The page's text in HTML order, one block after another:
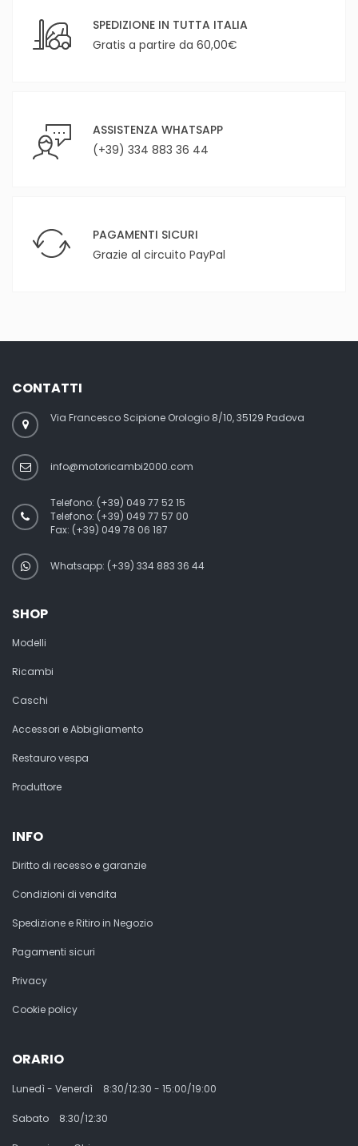
SPEDIZIONE IN TUTTA ITALIA
Gratis a partire da 60,00€
ASSISTENZA WHATSAPP
(+39) 334 883 36 44
PAGAMENTI SICURI
Grazie al circuito PayPal
CONTATTI
Via Francesco Scipione Orologio 8/10, 35129 Padova
info@motoricambi2000.com
Telefono: (+39) 049 77 52 15
Telefono: (+39) 049 77 57 00
Fax: (+39) 049 78 06 187
Whatsapp: (+39) 334 883 36 44
SHOP
Modelli
Ricambi
Caschi
Accessori e Abbigliamento
Restauro vespa
Produttore
INFO
Diritto di recesso e garanzie
Condizioni di vendita
Spedizione e Ritiro in Negozio
Pagamenti sicuri
Privacy
Cookie policy
ORARIO
Lunedì - Venerdì 8:30/12:30 - 15:00/19:00
Sabato 8:30/12:30